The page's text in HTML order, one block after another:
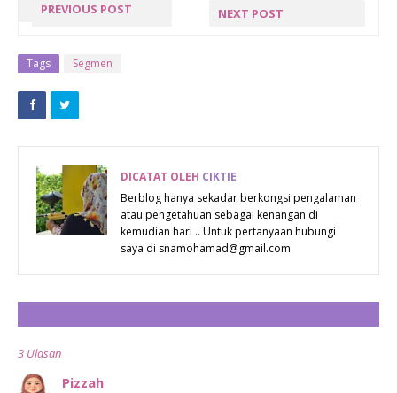
PREVIOUS POST NEXT POST
Tags Segmen
DICATAT OLEH CIKTIE
Berblog hanya sekadar berkongsi pengalaman
atau pengetahuan sebagai kenangan di
kemudian hari .. Untuk pertanyaan hubungi
saya di snamohamad@gmail.com
3 Ulasan
Pizzah